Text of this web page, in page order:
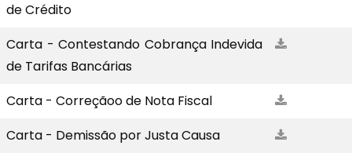
de Crédito
Carta - Contestando Cobrança Indevida
de Tarifas Bancárias
Carta - Correçãoo de Nota Fiscal
Carta - Demissão por Justa Causa